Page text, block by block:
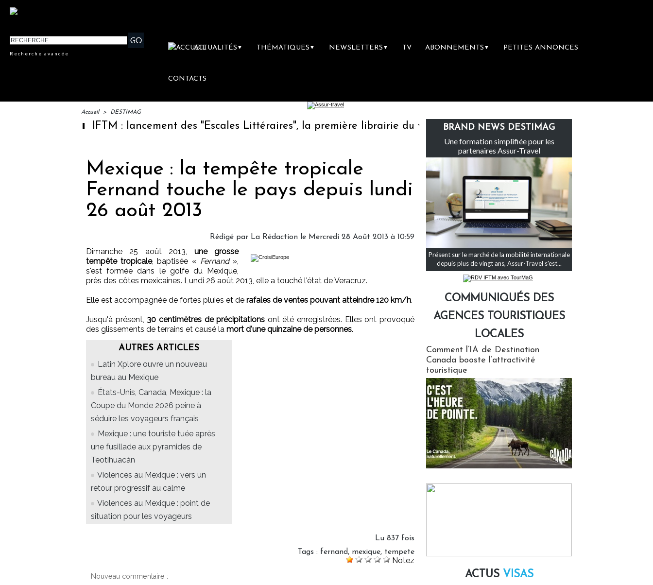
Recherche avancée
ACTUALITÉS ▼ THÉMATIQUES ▼ NEWSLETTERS ▼ TV ABONNEMENTS ▼ PETITES ANNONCES
CONTACTS
Accueil > DESTIMAG
IFTM : lancement des "Escales Littéraires", la première librairie du voyage Le groupe Sainte-Claire rachète Eden
Mexique : la tempête tropicale
Fernand touche le pays depuis lundi
26 août 2013
Rédigé par La Rédaction le Mercredi 28 Août 2013 à 10:59
Dimanche 25 août 2013, une grosse
tempête tropicale, baptisée « Fernand»,
s'est formée dans le golfe du Mexique,
près des côtes mexicaines. Lundi 26 août 2013, elle a touché l'état de Veracruz.
Elle est accompagnée de fortes pluies et de rafales de ventes pouvant atteindre 120 km/h.
Jusqu'à présent, 30 centimètres de précipitations ont été enregistrées. Elles ont provoqué
des glissements de terrains et causé la mort d'une quinzaine de personnes.
AUTRES ARTICLES
Latin Xplore ouvre un nouveau
bureau au Mexique
États-Unis, Canada, Mexique : la
Coupe du Monde 2026 peine à
séduire les voyageurs français
Mexique : une touriste tuée après
une fusillade aux pyramides de
Teotihuacán
Violences au Mexique : vers un
retour progressif au calme
Violences au Mexique : point de
situation pour les voyageurs
Lu 837 fois
Tags : fernand, mexique, tempete
Notez
Nouveau commentaire :
BRAND NEWS DESTIMAG
Une formation simplifiée pour les
partenaires Assur-Travel
Présent sur le marché de la mobilité internationale
depuis plus de vingt ans, Assur-Travel s'est...
COMMUNIQUÉS DES
AGENCES TOURISTIQUES
LOCALES
Comment l’IA de Destination
Canada booste l’attractivité
touristique
ACTUS VISAS